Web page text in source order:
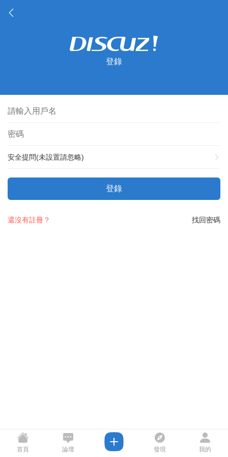
登錄
安全提問(未設置請忽略)
登錄
找回密碼
還沒有註冊？
首頁 論壇 發現 我的